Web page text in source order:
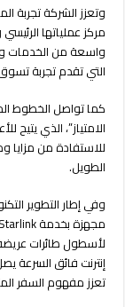
وتعزز الشركة تجربة
مركز عملياتها
واسعة من الخدمات
التي تقدم تجربة
كما تواصل الخطوط
للاستفادة من مزايا
الطويل.
لأسطول طائرات عريضة
تعزز مفهوم السفر